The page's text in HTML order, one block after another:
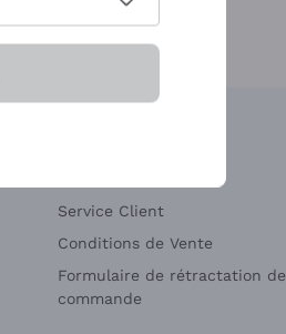
Paiement
en 3 fois
Service Client
Conditions de Vente
Formulaire de rétractation de
commande